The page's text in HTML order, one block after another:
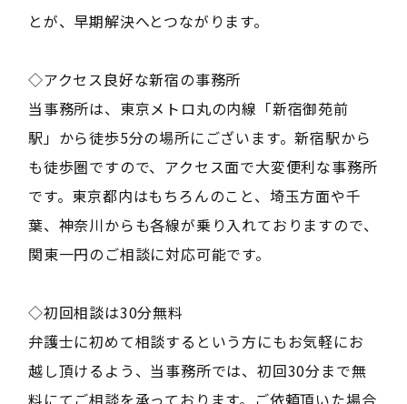
とが、早期解決へとつながります。
◇アクセス良好な新宿の事務所
当事務所は、東京メトロ丸の内線「新宿御苑前
駅」から徒歩5分の場所にございます。新宿駅から
も徒歩圏ですので、アクセス面で大変便利な事務所
です。東京都内はもちろんのこと、埼玉方面や千
葉、神奈川からも各線が乗り入れておりますので、
関東一円のご相談に対応可能です。
◇初回相談は30分無料
弁護士に初めて相談するという方にもお気軽にお
越し頂けるよう、当事務所では、初回30分まで無
料にてご相談を承っております。ご依頼頂いた場合